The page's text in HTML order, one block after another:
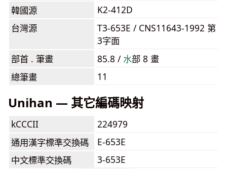
韓國源
K2-412D
台灣源
T3-653E / CNS11643-1992 第
3字面
部首 . 筆畫
85.8 /⽔部 8 畫
總筆畫
11
Unihan — 其它編碼映射
kCCCII
224979
通用漢字標準交換碼
E-653E
中文標準交換碼
3-653E